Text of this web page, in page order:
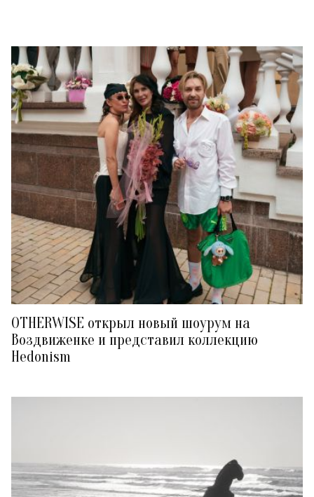
OTHERWISE открыл новый шоурум на
Воздвиженке и представил коллекцию
Hedonism